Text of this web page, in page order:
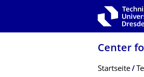
Zur Hauptnavigation springen
Center
Startseite